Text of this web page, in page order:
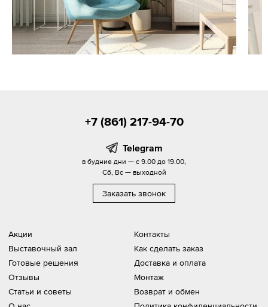
Акции
Выставочный зал
Готовые решения
Отзывы
Статьи и советы
Контакты
Как сделать заказ
Доставка и оплата
Монтаж
Возврат и обмен
+7 (861) 217-94-70
Telegram
в будние дни — с 9.00 до 19.00,
Сб, Вс — выходной
Заказать звонок